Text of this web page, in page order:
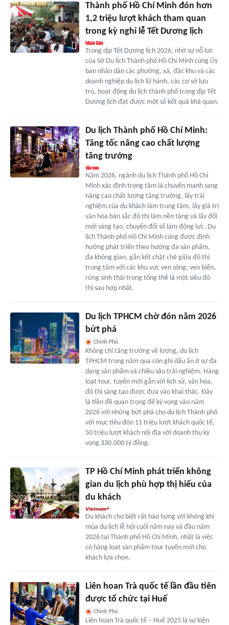
Thành phố Hồ Chí Minh đón hơn
1,2 triệu lượt khách tham quan
trong kỳ nghỉ lễ Tết Dương lịch
Trong dịp Tết Dương lịch 2026, nhờ sự nỗ lực
của Sở Du lịch Thành phố Hồ Chí Minh cùng Ủy
ban nhân dân các phường, xã, đặc khu và các
doanh nghiệp du lịch lữ hành, các cơ sở lưu
trú, hoạt động du lịch thành phố trong dịp Tết
Dương lịch đạt được một số kết quả khả quan.
Du lịch Thành phố Hồ Chí Minh:
Tăng tốc nâng cao chất lượng
tăng trưởng
Năm 2026, ngành du lịch Thành phố Hồ Chí
Minh xác định trọng tâm là chuyển mạnh sang
nâng cao chất lượng tăng trưởng, lấy trải
nghiệm của du khách làm trung tâm, lấy giá trị
văn hóa bản sắc đô thị làm nền tảng và lấy đổi
mới sáng tạo, chuyển đổi số làm động lực. Du
lịch Thành phố Hồ Chí Minh cũng được định
hướng phát triển theo hướng đa sản phẩm,
đa không gian, gắn kết chặt chẽ giữa đô thị
trung tâm với các khu vực ven sông, ven biển,
rừng sinh thái trong tổng thể là một siêu đô
thị sau hợp nhất.
Du lịch TPHCM chờ đón năm 2026
bứt phá
Chính Phủ
Không chỉ tăng trưởng về lượng, du lịch
TPHCM trong năm qua còn ghi dấu ấn ở sự đa
dạng sản phẩm và chiều sâu trải nghiệm. Hàng
loạt tour, tuyến mới gắn với lịch sử, văn hóa,
đô thị sáng tạo được đưa vào khai thác. Đây
là tiền đề quan trọng để kỳ vọng vào năm
2026 với những bứt phá cho du lịch Thành phố
với mục tiêu đón 11 triệu lượt khách quốc tế,
50 triệu lượt khách nội địa với doanh thu kỳ
vọng 330.000 tỷ đồng.
TP Hồ Chí Minh phát triển không
gian du lịch phù hợp thị hiếu của
du khách
Du khách cho biết rất hào hứng với không khí
mùa du lịch lễ hội cuối năm nay và đầu năm
2026 tại Thành phố Hồ Chí Minh, nhất là việc
có hàng loạt sản phẩm tour tuyến mới cho
khách lựa chọn.
Liên hoan Trà quốc tế lần đầu tiên
được tổ chức tại Huế
Chính Phủ
Liên hoan Trà quốc tế – Huế 2025 là sự kiện